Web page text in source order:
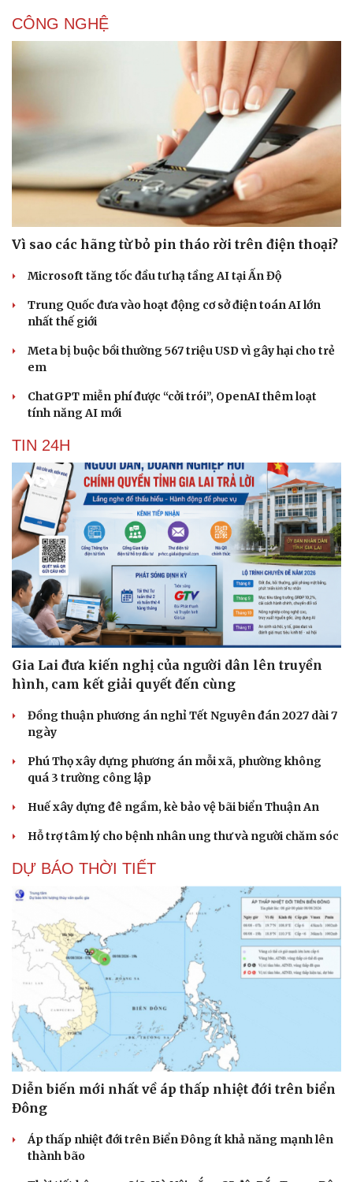
CÔNG NGHỆ
Vì sao các hãng từ bỏ pin tháo rời trên điện thoại?
Microsoft tăng tốc đầu tư hạ tầng AI tại Ấn Độ
Trung Quốc đưa vào hoạt động cơ sở điện toán AI lớn
nhất thế giới
Meta bị buộc bồi thường 567 triệu USD vì gây hại cho trẻ
em
ChatGPT miễn phí được “cởi trói”, OpenAI thêm loạt
tính năng AI mới
TIN 24H
Gia Lai đưa kiến nghị của người dân lên truyền
hình, cam kết giải quyết đến cùng
Đồng thuận phương án nghỉ Tết Nguyên đán 2027 dài 7
ngày
Phú Thọ xây dựng phương án mỗi xã, phường không
quá 3 trường công lập
Huế xây dựng đê ngầm, kè bảo vệ bãi biển Thuận An
Hỗ trợ tâm lý cho bệnh nhân ung thư và người chăm sóc
DỰ BÁO THỜI TIẾT
Diễn biến mới nhất về áp thấp nhiệt đới trên biển
Đông
Áp thấp nhiệt đới trên Biển Đông ít khả năng mạnh lên
thành bão